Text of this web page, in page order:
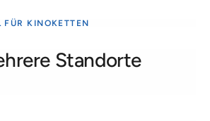
FÜR KINOKETTEN
Standorte